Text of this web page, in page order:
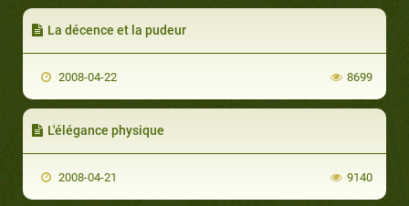
La décence et la pudeur
2008-04-22 8699
L'élégance physique
2008-04-21 9140